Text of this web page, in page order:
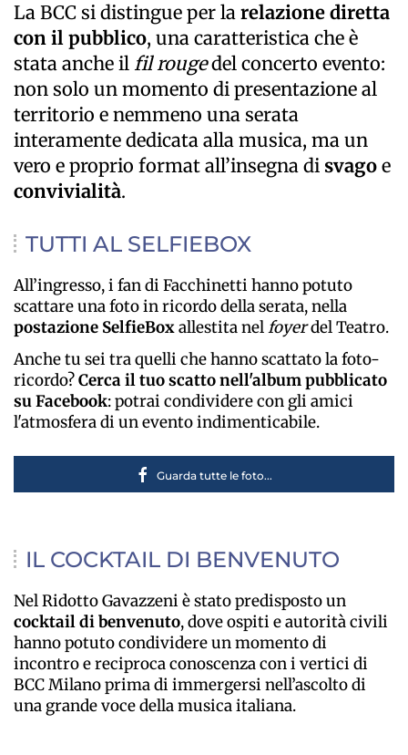
La BCC si distingue per la relazione diretta
con il pubblico, una caratteristica che è
stata anche il fil rougedel concerto evento:
non solo un momento di presentazione al
territorio e nemmeno una serata
interamente dedicata alla musica, ma un
vero e proprio format all’insegna di svago e
convivialità.
TUTTI AL SELFIEBOX
All’ingresso, i fan di Facchinetti hanno potuto
scattare una foto in ricordo della serata, nella
postazione SelfieBoxallestita nelfoyerdel Teatro.
Anche tu sei tra quelli che hanno scattato la foto-
ricordo?Cerca il tuo scatto nell'album pubblicato
su Facebook: potrai condividere con gli amici
l'atmosfera di un evento indimenticabile.
Guarda tutte le foto...
IL COCKTAIL DI BENVENUTO
Nel Ridotto Gavazzeni è stato predisposto un
cocktail di benvenuto, dove ospiti e autorità civili
hanno potuto condividere un momento di
incontro e reciproca conoscenza con i vertici di
BCC Milano prima di immergersi nell’ascolto di
una grande voce della musica italiana.